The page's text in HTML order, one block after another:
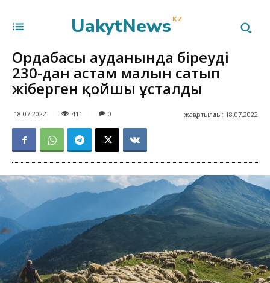
UakytNews KZ
Ордабасы ауданында біреудің
230-дан астам малын сатып
жіберген қойшы ұсталды
18.07.2022 411 жаңартылды: 18.07.2022
0